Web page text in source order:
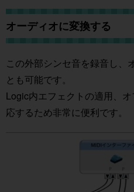
オーディオに変換する
この外部シンセ音を録音し、
とも可能です。
Logic内エフェクトの適用、
応するため非常に便利です。